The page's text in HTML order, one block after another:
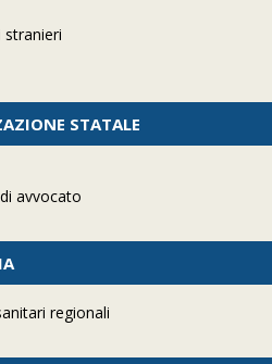
stranieri
STATALE
avvocato
regionali